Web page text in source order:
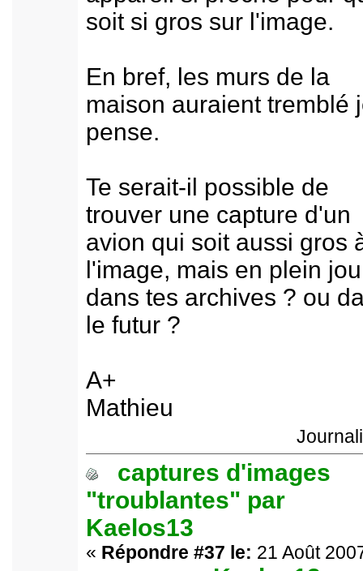
soit si gros sur l'image.
En bref, les murs de la
maison auraient tremblé
pense.
Te serait-il possible de
trouver une capture d'un
avion qui soit aussi gros
l'image, mais en plein
dans tes archives ? ou
le futur ?
A+
Mathieu
captures d'images
"troublantes" par
Kaelos13
« Répondre #37 le: 21 Août